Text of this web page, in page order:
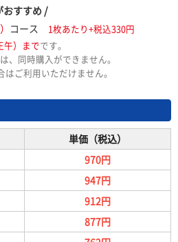
おすすめ /
コース
1枚あたり+税込330円
午）までです。
、同時購入ができません。
ご利用いただけません。
単価（税込）
970円
947円
912円
877円